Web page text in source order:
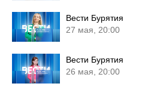
Вести Бурятия
27 мая, 20:00
Вести Бурятия
26 мая, 20:00